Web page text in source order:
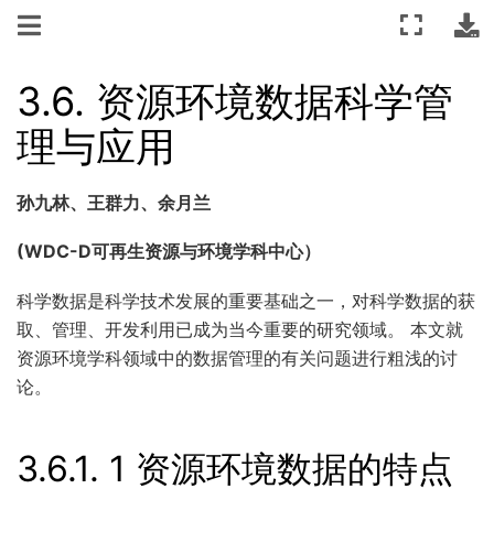
3.6. 资源环境数据科学管
理与应用
孙九林、王群力、余月兰
(WDC-D可再生资源与环境学科中心）
科学数据是科学技术发展的重要基础之一，对科学数据的获
取、管理、开发利用已成为当今重要的研究领域。 本文就
资源环境学科领域中的数据管理的有关问题进行粗浅的讨
论。
3.6.1. 1 资源环境数据的特点